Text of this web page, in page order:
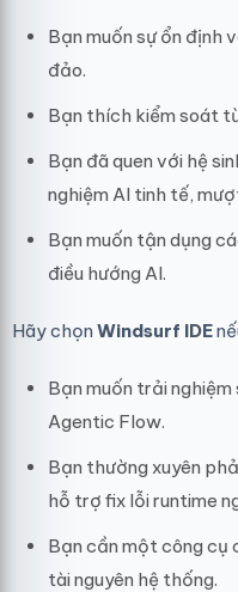
Bạn muốn sự ổn định
đảo.
Bạn thích kiểm soát
Bạn đã quen với hệ
nghiệm AI tinh tế,
Bạn muốn tận dụng
điều hướng AI.
Hãy chọn Windsurf IDE
Bạn muốn trải
Agentic Flow.
Bạn thường xuyên
hỗ trợ fix lỗi runtime
Bạn cần một công cụ
tài nguyên hệ thống.